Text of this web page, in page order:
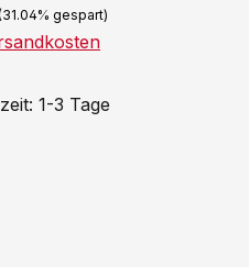
gespart)
1-3 Tage